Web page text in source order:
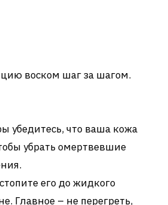
воском шаг за шагом.
убедитесь, что ваша кожа
убрать омертвевшие
его до жидкого
Главное – не перегреть,